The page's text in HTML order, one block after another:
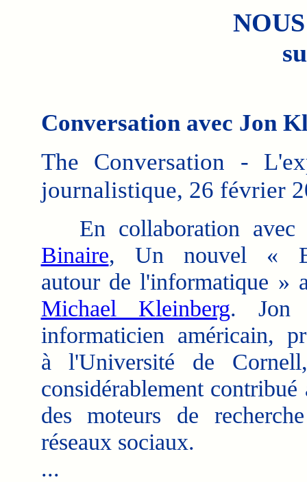
Conversation avec Jon
The Conversation -
journalistique, 26 février
En collaboration
Binaire, Un nouvel «
autour de l'informatique »
Michael Kleinberg. Jon
informaticien américain,
à l'Université de
considérablement contribué
des moteurs de
réseaux sociaux.
...